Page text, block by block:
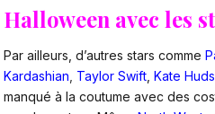
Halloween avec les
Par ailleurs, d’autres stars comme
Kardashian Taylor Swift Kate
manqué à la coutume avec des